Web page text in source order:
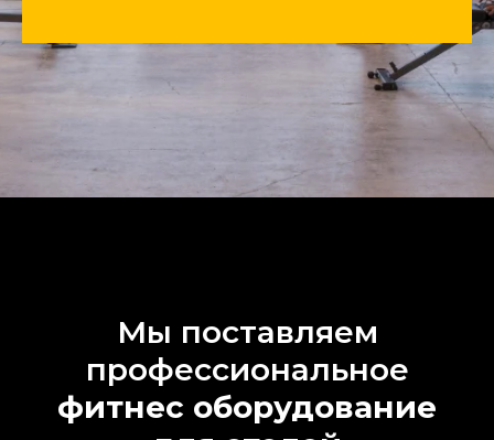
Мы поставляем
профессиональное
фитнес оборудование